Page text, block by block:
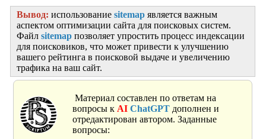
Вывод: использование sitemap является важным
аспектом оптимизации сайта для поисковых систем.
Файл sitemap позволяет упростить процесс индексации
для поисковиков, что может привести к улучшению
вашего рейтинга в поисковой выдаче и увеличению
трафика на ваш сайт.
Материал составлен по ответам на
вопросы к AI ChatGPT дополнен и
отредактирован автором. Заданные
вопросы: